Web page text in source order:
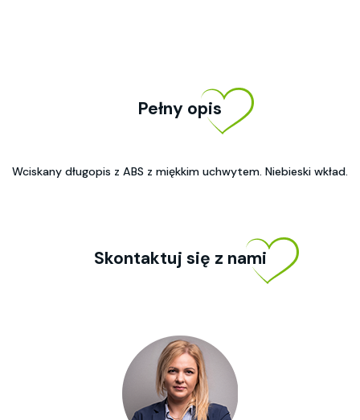
Pełny opis
Wciskany długopis z ABS z miękkim uchwytem. Niebieski wkład.
Skontaktuj się z nami